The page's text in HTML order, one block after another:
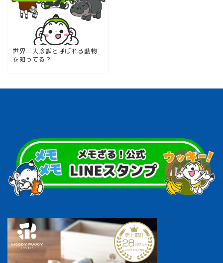
世界三大珍獣と呼ばれる動物
を知ってる？